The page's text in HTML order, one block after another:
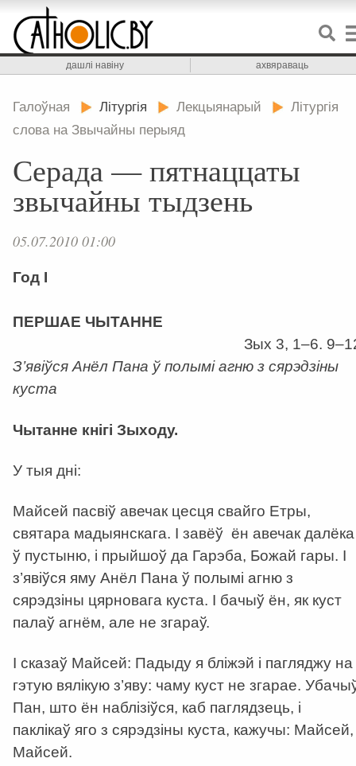
дашлі навіну ахвяраваць
Галоўная Літургія Лекцыянарый
Літургія
слова на Звычайны перыяд
Серада — пятнаццаты
звычайны тыдзень
05.07.2010 01:00
Год І
ПЕРШАЕ ЧЫТАННЕ
Зых 3, 1–6.
З’явіўся Анёл Пана ў полымі агню з сярэдзіны
куста
Чытанне кнігі Зыходу.
У тыя дні:
Майсей пасвіў авечак цесця свайго Етры,
святара мадыянскага. І завёў ён авечак далёка
ў пустыню, і прыйшоў да Гарэба, Божай гары. І
з’явіўся яму Анёл Пана ў полымі агню з
сярэдзіны цярновага куста. І бачыў ён, як куст
палаў агнём, але не згараў.
І сказаў Майсей: Падыду я бліжэй і пагляджу на
гэтую вялікую з’яву: чаму куст не згарае.
Пан, што ён наблізіўся, каб паглядзець, і
паклікаў яго з сярэдзіны куста, кажучы: Майсей,
Майсей.